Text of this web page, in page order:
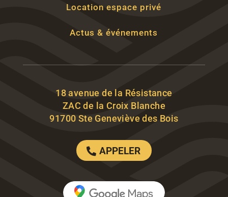
Location espace privé
Actus & événements
18 avenue de la Résistance
ZAC de la Croix Blanche
91700 Ste Geneviève des Bois
APPELER